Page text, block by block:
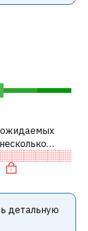
ожидаемых
раз
детальную